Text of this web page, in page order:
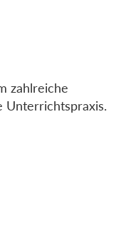
zahlreiche
Unterrichtspraxis.